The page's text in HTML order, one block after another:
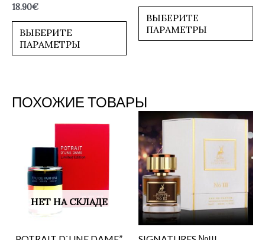
Оценка
из
18.90€
ВЫБЕРИТЕ
ПАРАМЕТРЫ
из
ВЫБЕРИТЕ
ПАРАМЕТРЫ
ПОХОЖИЕ ТОВАРЫ
НЕТ НА СКЛАДЕ